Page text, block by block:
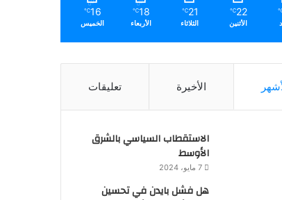
22
℃
الأثنين
21
℃
الثلاثاء
18
℃
الأربعاء
16
℃
الخميس
الأخيرة تعليقات
الاستقطاب السياسي بالشرق
الأوسط
7 مايو، 2024
هل فشل بايدن في تحسين